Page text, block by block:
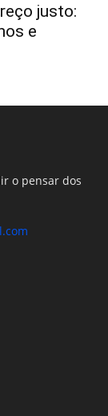
justo:
e
o pensar dos